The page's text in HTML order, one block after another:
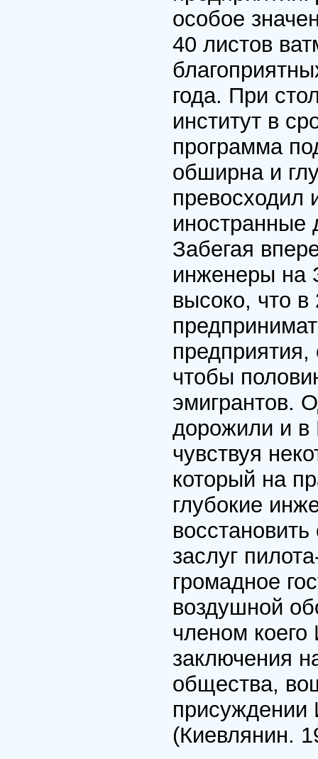
особое
40 листов
года. При
институт в
программа
обширна и
превосходил
иностранные
Забегая
инженеры на
высоко, что
чтобы
эмигрантов.
дорожили и в
чувствуя
который на
глубокие
заслуг
громадное
воздушной
членом коего
заключения
общества,
(Киевлянин.